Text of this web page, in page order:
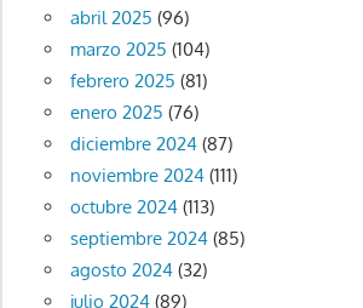
abril 2025 (96)
marzo 2025 (104)
febrero 2025 (81)
enero 2025 (76)
diciembre 2024(87)
noviembre 2024(111)
octubre 2024(113)
septiembre 2024(85)
agosto 2024(32)
julio 2024(89)